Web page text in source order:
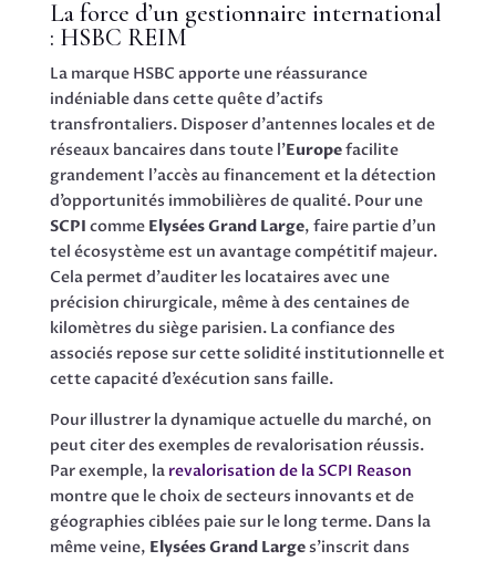
La force d’un gestionnaire international
: HSBC REIM
La marque HSBC apporte une réassurance
indéniable dans cette quête d’actifs
transfrontaliers. Disposer d’antennes locales et de
réseaux bancaires dans toute l’Europefacilite
grandement l’accès au financement et la détection
d’opportunités immobilières de qualité. Pour une
SCPI comme Elysées Grand Large, faire partie d’un
tel écosystème est un avantage compétitif majeur.
Cela permet d’auditer les locataires avec une
précision chirurgicale, même à des centaines de
kilomètres du siège parisien. La confiance des
associés repose sur cette solidité institutionnelle et
cette capacité d’exécution sans faille.
Pour illustrer la dynamique actuelle du marché, on
peut citer des exemples de revalorisation réussis.
Par exemple, la revalorisation de la SCPI Reason
montre que le choix de secteurs innovants et de
géographies ciblées paie sur le long terme. Dans la
même veine, Elysées Grand Larges’inscrit dans